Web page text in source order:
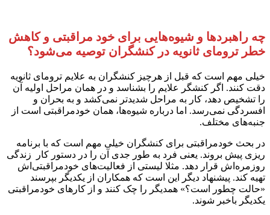
چه راهبردها و شیوه‌هایی برای خود مراقبتی و کاهش
خطر ترومای ثانویه در کنشگران توصیه می‌شود؟
خیلی مهم است که قبل از هرچیز کنشگران به علایم ترومای ثانویه
دقت کنند. اگر کنشگر علایم را بشناسد و در همان مراحل اولیه آن
را تشخیص دهد، کار به مراحل شدیدتر نمی‌کشد و به بحران و
افسردگی نمی‌رسد. اما درباره شیوه‌ها، همان خودمراقبتی است از
جنبه‌های مختلف.
در بحث خودمراقبتی برای کنشگران خیلی مهم است که با برنامه
ریزی پیش بروند. یعنی فرد به طور جدی آن را در دستور کار زندگی
روزمره‌اش قرار دهد. مثلا لیستی از فعالیت‌های خودمراقبتی‌اش
تهیه کند. پیشنهاد دیگر این است که همکاران از یکدیگر بپرسند
«حالت چطور است؟» همدیگر را چک کنند و از کارهای خودمراقبتی
یکدیگر باخبر شوند.